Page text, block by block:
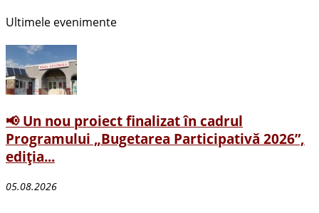
Ultimele evenimente
📢 Un nou proiect finalizat în cadrul
Programului „Bugetarea Participativă 2026”,
ediția...
05.08.2026